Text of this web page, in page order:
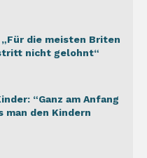
die meisten Briten
nicht gelohnt“
“Ganz am Anfang
man den Kindern